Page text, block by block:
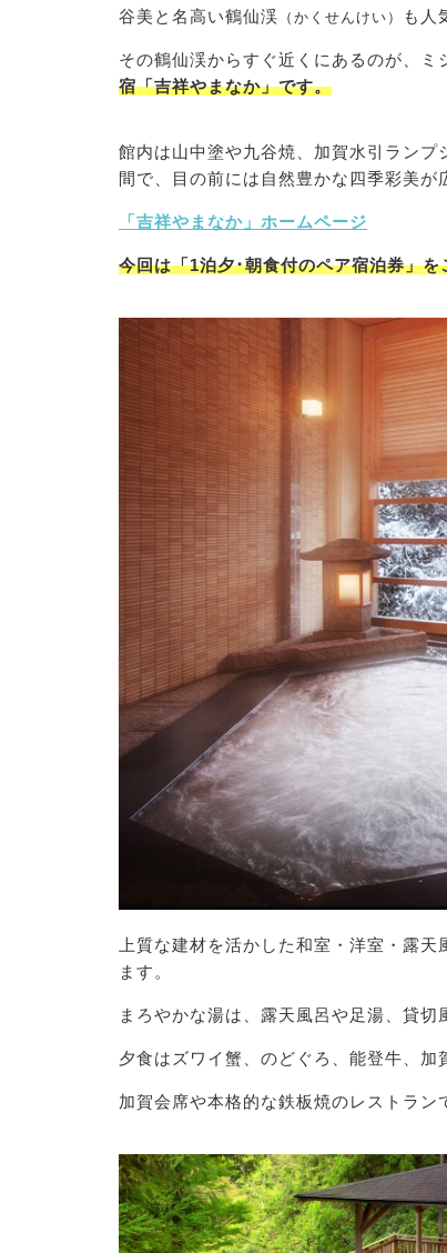
谷美と名高い鶴仙渓 （かくせんけい） も人
その鶴仙渓からすぐ近くにあるのが、
宿「吉祥やまなか」です。
館内は山中塗や九谷焼、加賀水引ラン
間で、目の前には自然豊かな四季彩美が
「吉祥やまなか」ホームページ
今回は「1泊夕･朝食付のペア宿泊券」
上質な建材を活かした和室・洋室・露
ます。
まろやかな湯は、露天風呂や足湯、貸切
夕食はズワイ蟹、のどぐろ、能登牛、加
加賀会席や本格的な鉄板焼のレストラン